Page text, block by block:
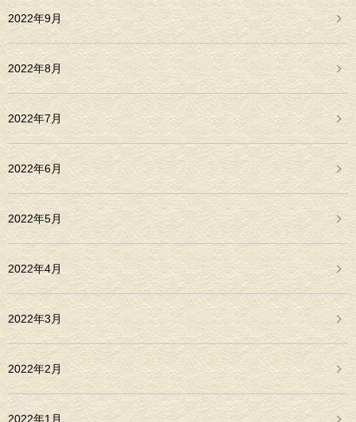
2022年9月
2022年8月
2022年7月
2022年6月
2022年5月
2022年4月
2022年3月
2022年2月
2022年1月